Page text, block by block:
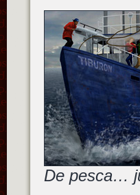
De pesca…